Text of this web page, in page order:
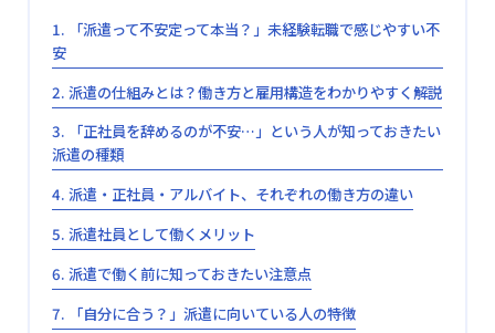
「派遣って不安定って本当？」未経験転職で感じやすい不
安
派遣の仕組みとは？働き方と雇用構造をわかりやすく解説
「正社員を辞めるのが不安…」という人が知っておきたい
派遣の種類
派遣・正社員・アルバイト、それぞれの働き方の違い
派遣社員として働くメリット
派遣で働く前に知っておきたい注意点
「自分に合う？」派遣に向いている人の特徴